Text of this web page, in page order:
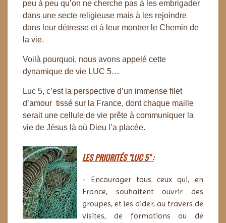
peu à peu qu’on ne cherche pas à les embrigader
dans une secte religieuse mais à les rejoindre
dans leur détresse et à leur montrer le Chemin de
la vie.
Voilà pourquoi, nous avons appelé cette
dynamique de vie LUC 5…
Luc 5, c’est la perspective d’un immense filet
d’amour tissé sur la France, dont chaque maille
serait une cellule de vie prête à communiquer la
vie de Jésus là où Dieu l’a placée.
LES PRIORITÉS "LUC 5" :
- Encourager tous ceux qui, en
France, souhaitent ouvrir des
groupes, et les aider, au travers de
visites, de formations ou de